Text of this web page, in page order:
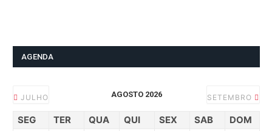
AGENDA
JULHO AGOSTO 2026 SETEMBRO
SEG TER QUA QUI SEX SAB DOM